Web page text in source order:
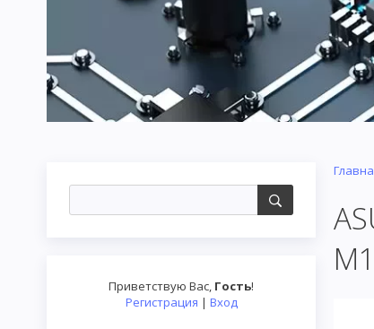
Приветствую Вас, Гость!
Регистрация | Вход